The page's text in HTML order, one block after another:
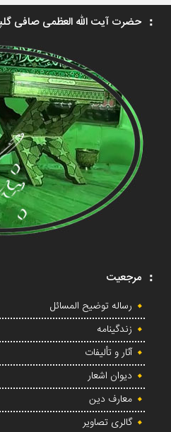
حضرت آیت الله العظمی صافی
مرجعیت
رساله توضیح المسائل
زندگینامه
آثار و تألیفات
دیوان اشعار
معارف دین
گالری تصاویر